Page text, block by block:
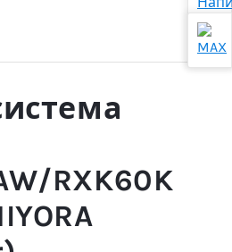
RXK60K